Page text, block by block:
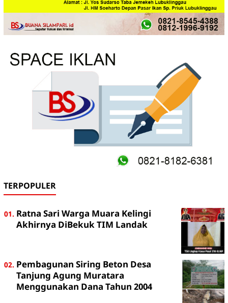
TERPOPULER
Ratna Sari Warga Muara Kelingi
Akhirnya DiBekuk TIM Landak
Pembagunan Siring Beton Desa
Tanjung Agung Muratara
Menggunakan Dana Tahun 2004